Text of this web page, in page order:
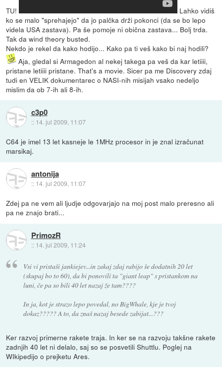
TU!
Lahko vidiš
ko se malo "sprehajejo" da jo palčka drži pokonci (da se bo lepo
videla USA zastava). Pa še pomoje ni obična zastava... Bolj trda.
Tak da wind theory busted.
Nekdo je rekel da kako hodijo... Kako pa ti veš kako bi naj hodili?
Aja, gledal si Armagedon al nekej takega pa veš da kar letiiii,
pristane letiiii pristane. That's a movie. Sicer pa me Discovery zdaj
tudi en VELIK dokumentarec o NASI-nih misijah vsako nedeljo
mislim da ob 7-ih ali 8-ih.
c3p0
:: 14. jul 2009, 11:07
C64 je imel 13 let kasneje le 1MHz procesor in je znal izračunat
marsikaj.
antonija
:: 14. jul 2009, 11:07
Zdej pa ne vem ali ljudje odgovarjajo na moj post malo preresno ali
pa ne znajo brati...
PrimozR
:: 14. jul 2009, 11:24
Vsi vi pristaši jankiejev...in zakaj zdaj rabijo še dodatnih 20 let
(skupaj bo to 60), da bi ponovili ta "giant leap" s pristankom na
luni, če pa so bili 40 let nazaj že tam????
In ja, kot je strazo lepo povedal, no BigWhale, kje je tvoj
dokaz????? A to, da znaš nazaj besede zabijat...???
Ker razvoj primerne rakete traja. In ker se na razvoju takšne rakete
zadnjih 40 let ni delalo, saj so se posvetili Shuttlu. Poglej na
WIkipedijo o prejketu Ares.